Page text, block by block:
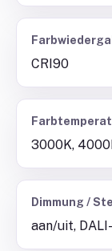
CRI90
3000K,
Dimmung /
aan/uit,